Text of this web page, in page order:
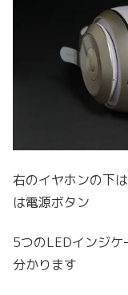
右のイヤホンの下
は電源ボタン
5つのLEDインジ
分かります